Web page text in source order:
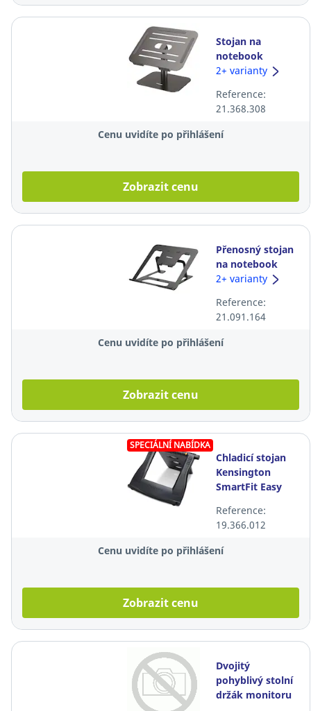
Stojan na
notebook
Fellowes
Alumia,
nastavitelný,
černý
2+ varianty
Reference:
21.368.308
Cenu uvidíte po přihlášení
Zobrazit cenu
Přenosný stojan
na notebook
Fellowes
2+ varianty
Reference:
21.091.164
Cenu uvidíte po přihlášení
Zobrazit cenu
SPECIÁLNÍ NABÍDKA
Chladicí stojan
Kensington
SmartFit Easy
nastavitelný
Reference:
19.366.012
Cenu uvidíte po přihlášení
Zobrazit cenu
Dvojitý
pohyblivý stolní
držák monitoru